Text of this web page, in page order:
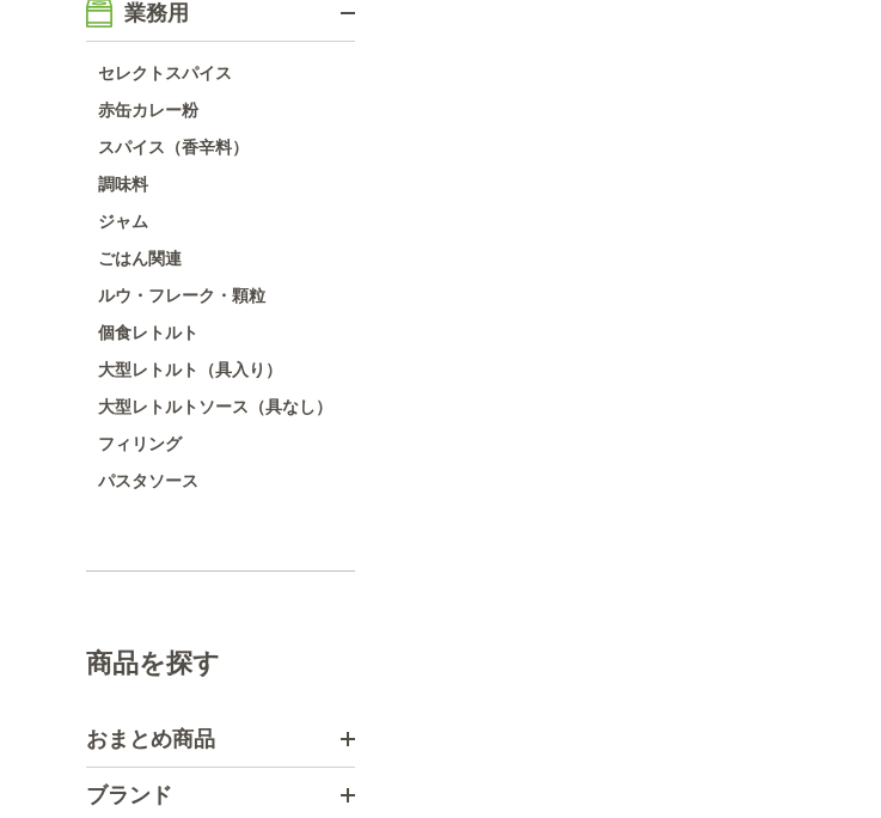
業務用
セレクトスパイス
赤缶カレー粉
スパイス（香辛料）
調味料
ジャム
ごはん関連
ルウ・フレーク・顆粒
個食レトルト
大型レトルト（具入り）
大型レトルトソース（具なし）
フィリング
パスタソース
商品を探す
おまとめ商品
ブランド